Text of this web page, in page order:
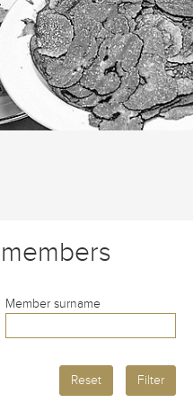
Member surname
Reset Filter